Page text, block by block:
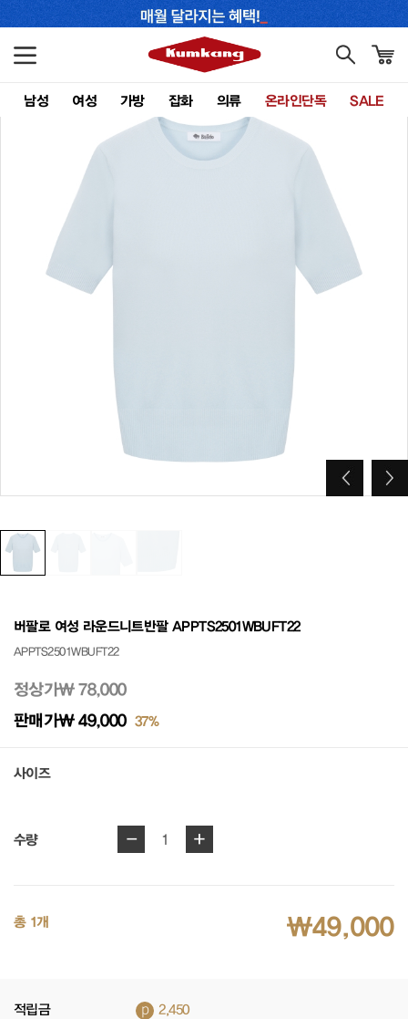
남성 여성 가방 잡화 의류 온라인단독 SALE
버팔로 여성 라운드니트반팔 APPTS2501WBUFT22
APPTS2501WBUFT22
정상가₩ 78,000
판매가₩ 49,000 37%
사이즈
수량 - 1 +
총 1개 ₩49,000
적립금 p 2,450